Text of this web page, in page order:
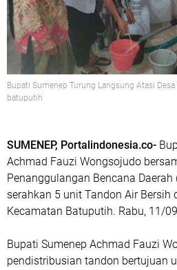
Bupati Sumenep Turung Langsung Atasi
batuputih
SUMENEP, Portalindonesia.co-
Achmad Fauzi Wongsojudo
Penanggulangan Bencana Daerah
serahkan 5 unit Tandon Air Bersih
Kecamatan Batuputih. Rabu, 11/
Bupati Sumenep Achmad Fauzi
pendistribusian tandon bertujuan